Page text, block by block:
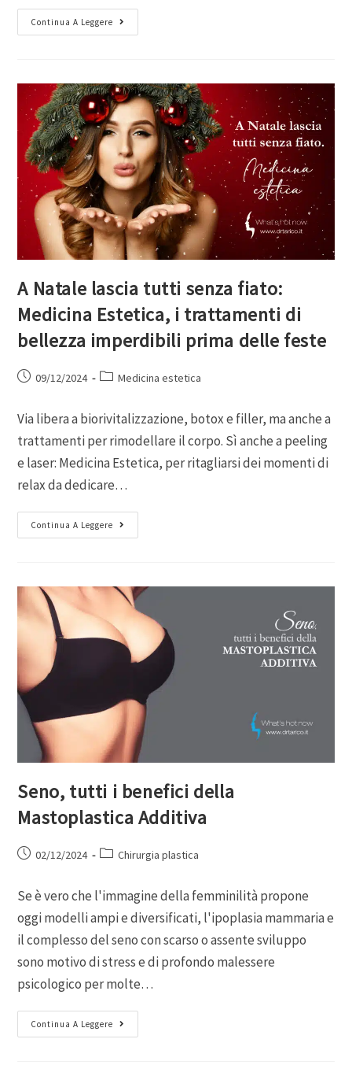
Continua A Leggere
A Natale lascia tutti senza fiato:
Medicina Estetica, i trattamenti di
bellezza imperdibili prima delle feste
09/12/2024 Medicina estetica
Via libera a biorivitalizzazione, botox e filler, ma anche a
trattamenti per rimodellare il corpo. Sì anche a peeling
e laser: Medicina Estetica, per ritagliarsi dei momenti di
relax da dedicare…
Continua A Leggere
Seno, tutti i benefici della
Mastoplastica Additiva
02/12/2024 Chirurgia plastica
Se è vero che l'immagine della femminilità propone
oggi modelli ampi e diversificati, l'ipoplasia mammaria e
il complesso del seno con scarso o assente sviluppo
sono motivo di stress e di profondo malessere
psicologico per molte…
Continua A Leggere